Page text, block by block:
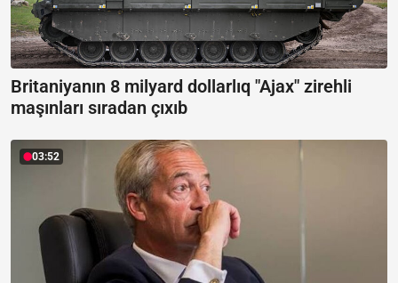
Britaniyanın 8 milyard dollarlıq "Ajax" zirehli
maşınları sıradan çıxıb
03:52